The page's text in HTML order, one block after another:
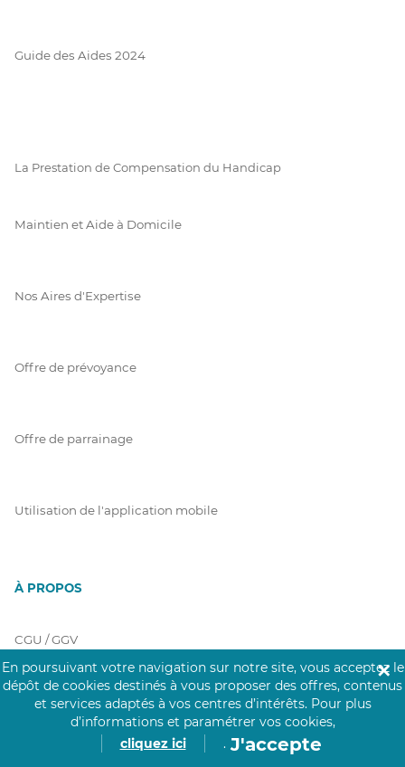
Guide des Aides 2024
La Prestation de Compensation du Handicap
Maintien et Aide à Domicile
Nos Aires d'Expertise
Offre de prévoyance
Offre de parrainage
Utilisation de l'application mobile
À PROPOS
CGU / GGV
Charte Click&Care
En poursuivant votre navigation sur notre site, vous acceptez le
dépôt de cookies destinés à vous proposer des offres, contenus
et services adaptés à vos centres d’intérêts. Pour plus
d’informations et paramétrer vos cookies,
cliquez ici
. J'accepte
✕